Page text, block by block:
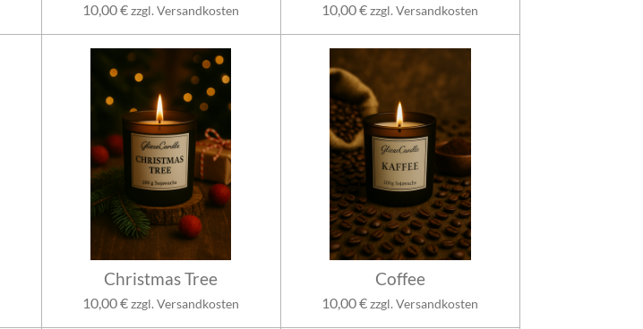
10,00 €zzgl. Versandkosten 10,00 €zzgl. Versandkosten
Christmas Tree
10,00 €zzgl. Versandkosten
Coffee
10,00 €zzgl. Versandkosten